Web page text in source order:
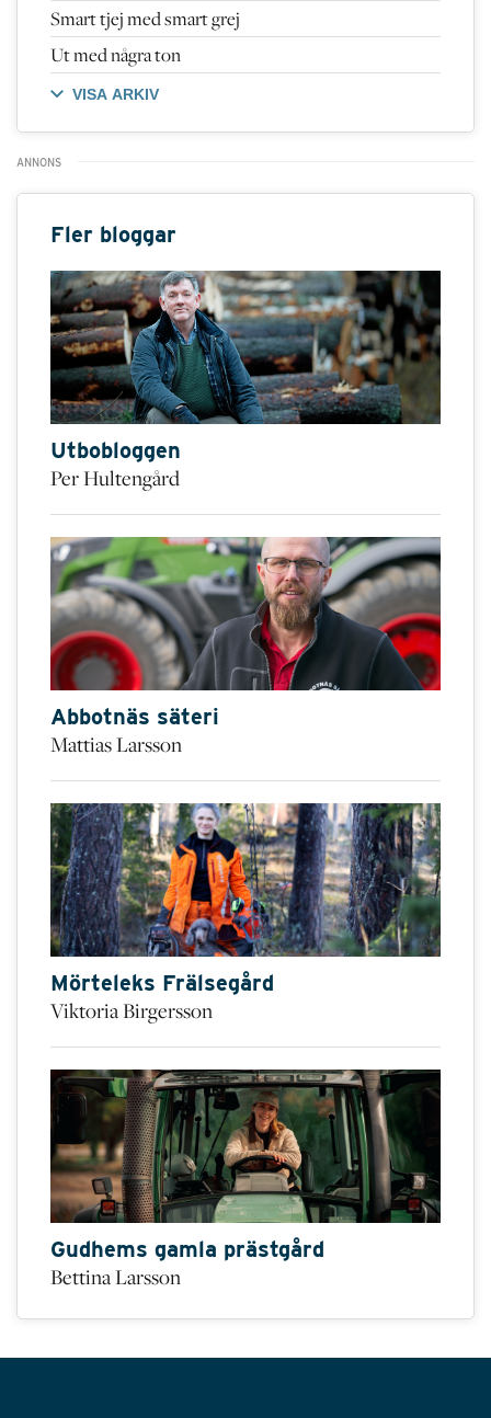
Smart tjej med smart grej
Ut med några ton
VISA ARKIV
Fler bloggar
Utbobloggen
Per Hultengård
Abbotnäs säteri
Mattias Larsson
Mörteleks Frälsegård
Viktoria Birgersson
Gudhems gamla prästgård
Bettina Larsson